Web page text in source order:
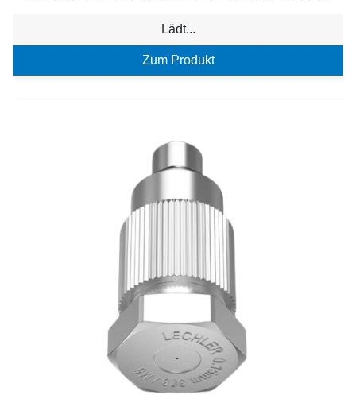
Lädt...
Zum Produkt